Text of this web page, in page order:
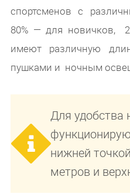
спортсменов с
80% — для новичков,
имеют различную
пушками и ночным
Для удобства
нижней
метров и